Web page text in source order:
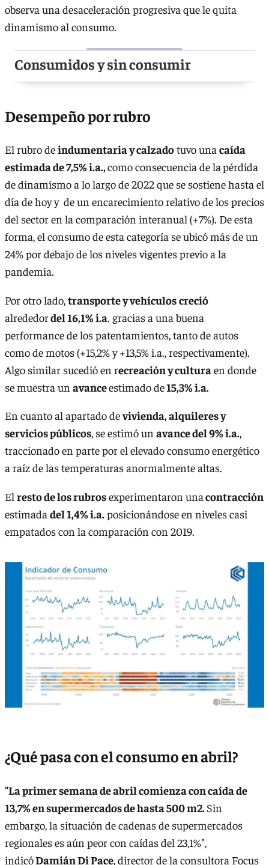
observa una desaceleración progresiva que le quita
dinamismo al consumo.
Consumidos y sin consumir
Desempeño por rubro
El rubro deindumentaria y calzadotuvo una caída
estimada de 7,5% i.a.,como consecuencia de lapérdida
de dinamismo a lo largo de 2022 que se sostiene hasta el
día de hoy y de un encarecimiento relativo de los precios
del sector en la comparación interanual (+7%). De esta
forma, el consumo de esta categoría se ubicó más de un
24% por debajo de los niveles vigentes previo a la
pandemia.
Por otro lado,transporte y vehículoscreció
alrededordel 16,1% i.a. gracias a una buena
performance de los patentamientos, tanto de autos
como de motos (+15,2% y +13,5% i.a., respectivamente).
Algo similar sucedió en recreación y culturaen donde
se muestra un avanceestimado de15,3% i.a.
En cuanto al apartado devivienda, alquileres y
servicios públicos, se estimó un avance del 9% i.a.,
traccionado en parte por el elevado consumo energético
a raíz de las temperaturas anormalmente altas.
El resto de los rubrosexperimentaron unacontracción
estimada del 1,4% i.a.posicionándose en niveles casi
empatados con la comparación con 2019.
¿Qué pasa con el consumo en abril?
"La primer semana de abril comienza con caída de
13,7% en supermercados de hasta 500 m2.Sin
embargo, la situación de cadenas de supermercados
regionales es aún peor con caídas del 23,1%",
indicóDamián Di Pace, director de la consultora Focus